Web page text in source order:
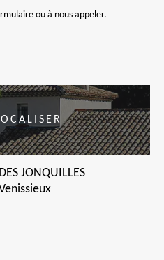
ou à nous appeler.
JONQUILLES